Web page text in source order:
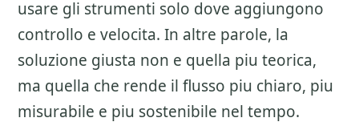
usare gli strumenti solo dove aggiungono
controllo e velocita. In altre parole, la
soluzione giusta non e quella piu teorica,
ma quella che rende il flusso piu chiaro, piu
misurabile e piu sostenibile nel tempo.